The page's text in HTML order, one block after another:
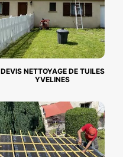
DEVIS NETTOYAGE DE TUILES
YVELINES